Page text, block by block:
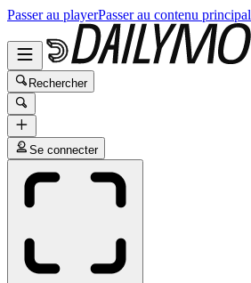
Passer au playerPasser au contenu principal
Rechercher
Se connecter